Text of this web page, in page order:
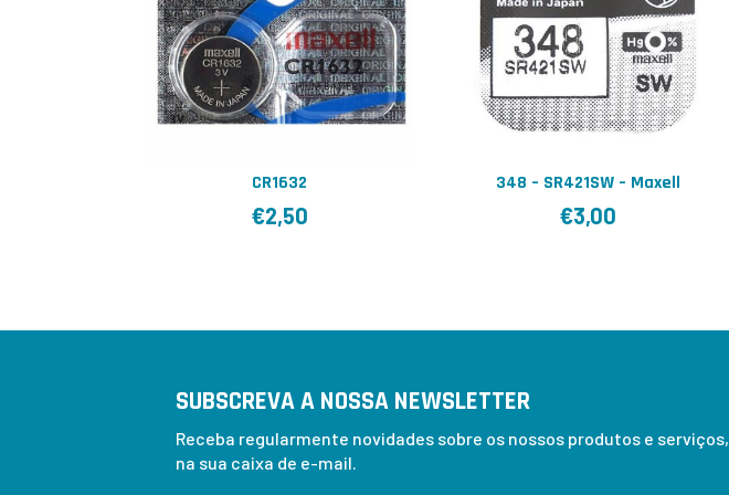
CR1632
€2,50
348 – SR421SW – Maxell
€3,00
SUBSCREVA A NOSSA NEWSLETTER
Receba regularmente novidades sobre os nossos produtos e serviços,
na sua caixa de e-mail.